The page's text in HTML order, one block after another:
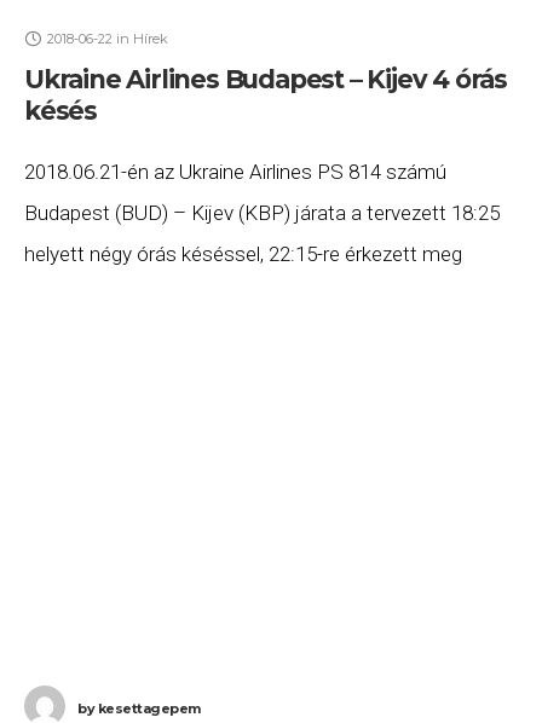
2018-06-22 in Hírek
Ukraine Airlines Budapest – Kijev 4 órás
késés
2018.06.21-én az Ukraine Airlines PS 814 számú
Budapest (BUD) – Kijev (KBP) járata a tervezett 18:25
helyett négy órás késéssel, 22:15-re érkezett meg
bykesettagepem